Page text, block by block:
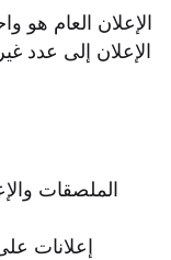
الإعلان العام هو
الإعلان إلى عدد
الملصقات
إعلانات